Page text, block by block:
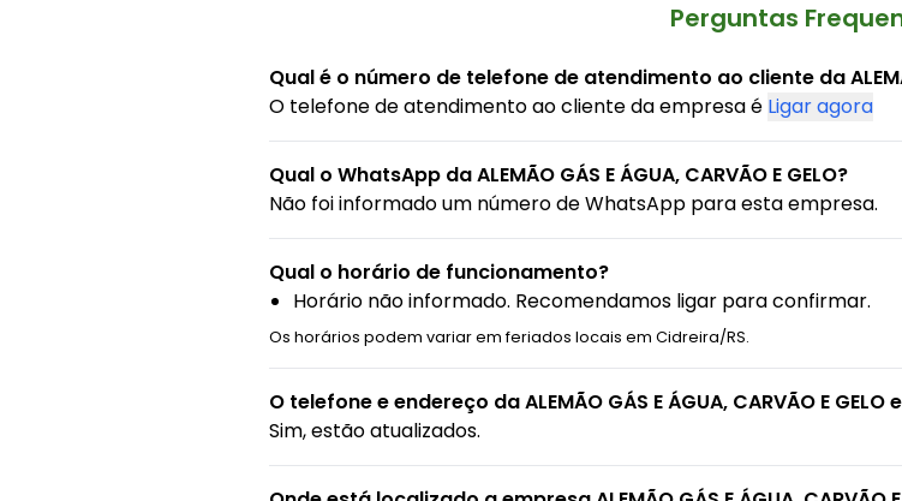
Perguntas
Qual é o número de telefone de atendimento ao cliente da
O telefone de atendimento ao cliente da empresa é Ligar agora
Qual o WhatsApp da ALEMÃO GÁS E ÁGUA, CARVÃO E GELO?
Não foi informado um número de WhatsApp para esta empresa.
Qual o horário de funcionamento?
Horário não informado. Recomendamos ligar para confirmar.
Os horários podem variar em feriados locais em Cidreira/RS.
O telefone e endereço da ALEMÃO GÁS E ÁGUA, CARVÃO E
Sim, estão atualizados.